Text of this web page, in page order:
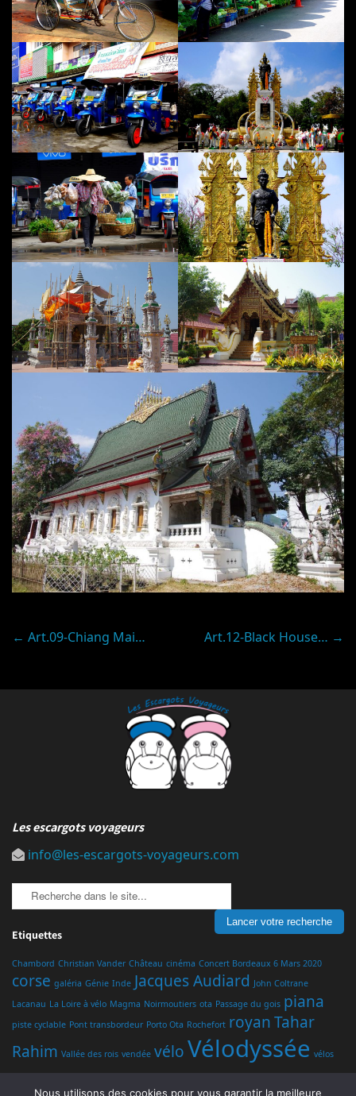
Post
← Art.09-Chiang Mai… Art.12-Black House… →
Les escargots voyageurs
info@les-escargots-voyageurs.com
Etiquettes
Chambord Christian Vander Château cinéma Concert Bordeaux 6 Mars 2020
corse galéria Génie Inde Jacques Audiard John Coltrane
Lacanau La Loire à vélo Magma Noirmoutiers ota Passage du gois piana
piste cyclable Pont transbordeur Porto Ota Rochefort royanTahar
Rahim Vallée des rois vendée véloVélodyssée vélos
Nous utilisons des cookies pour vous garantir la meilleure